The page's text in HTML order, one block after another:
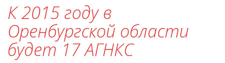
К 2015 году в
Оренбургской области
будет 17 АГНКС